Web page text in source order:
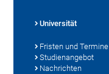
Universität
Fristen und Termine
Studienangebot
Nachrichten